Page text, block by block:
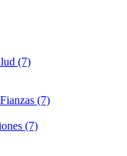
(7)
(7)
(7)